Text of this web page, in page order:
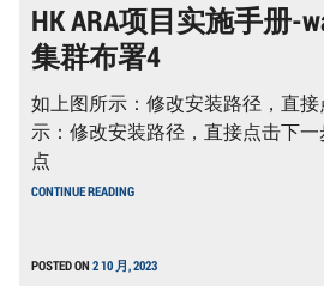
手
册-
WAS85+ORACLE11G
集
布
署
5
HK ARA项目实施手册-
集群布署4
如上图所示：修改安装路径，直
示：修改安装路径，直接点击下
点
CONTINUE READINGHK
ARA
实
POSTED ON 2 10 月, 2023